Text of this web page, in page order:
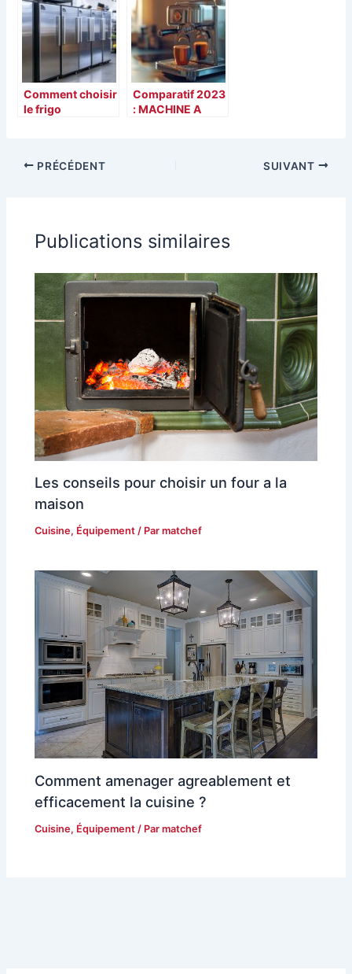
votre cuisine
critères
essentiels à
considérer
Comment choisir
le frigo
Comparatif 2023
: MACHINE A
PRÉCÉDENT SUIVANT
Publications similaires
Les conseils pour choisir un four a la
maison
Cuisine, Équipement / Parmatchef
Comment amenager agreablement et
efficacement la cuisine ?
Cuisine, Équipement / Parmatchef